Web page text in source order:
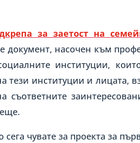
за заетост на
документ, насочен към
институции,
тези институции и
съответните
чувате за проекта за